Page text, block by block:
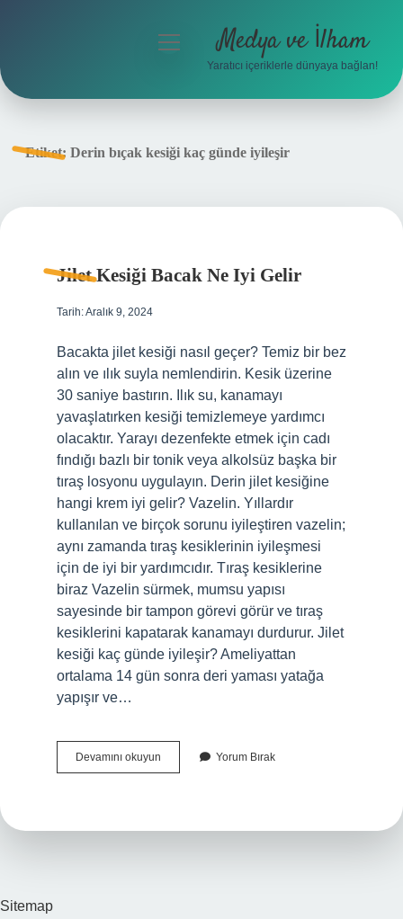
menüyü
Medya ve İlham
Yaratıcı içeriklerle dünyaya bağlan!
Etiket: Derin bıçak kesiği kaç günde iyileşir
Jilet Kesiği Bacak Ne Iyi Gelir
Tarih: Aralık 9, 2024
Bacakta jilet kesiği nasıl geçer? Temiz bir bez
alın ve ılık suyla nemlendirin. Kesik üzerine
30 saniye bastırın. Ilık su, kanamayı
yavaşlatırken kesiği temizlemeye yardımcı
olacaktır. Yarayı dezenfekte etmek için cadı
fındığı bazlı bir tonik veya alkolsüz başka bir
tıraş losyonu uygulayın. Derin jilet kesiğine
hangi krem iyi gelir? Vazelin. Yıllardır
kullanılan ve birçok sorunu iyileştiren vazelin;
aynı zamanda tıraş kesiklerinin iyileşmesi
için de iyi bir yardımcıdır. Tıraş kesiklerine
biraz Vazelin sürmek, mumsu yapısı
sayesinde bir tampon görevi görür ve tıraş
kesiklerini kapatarak kanamayı durdurur. Jilet
kesiği kaç günde iyileşir? Ameliyattan
ortalama 14 gün sonra deri yaması yatağa
yapışır ve…
Devamını okuyun
Kesiği
Yorum Bırak
Sitemap